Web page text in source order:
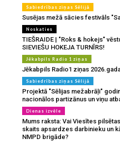
Sabiedrības ziņas Sēlijā
Susējas mežā sācies festivāls
Noskaties
TIEŠRAIDE | "Roks & hokejs"
SIEVIEŠU HOKEJA TURNĪRS!
Jēkabpils Radio 1 ziņas
Jēkabpils Radio1 ziņas
Sabiedrības ziņas Sēlijā
Projektā "Sēlijas mežabrāļi"
nacionālos partizānus un viņu
Dienas izvēle
Mums raksta: Vai Viesītes
skaits apsardzes darbinieku un
NMPD brigāde?